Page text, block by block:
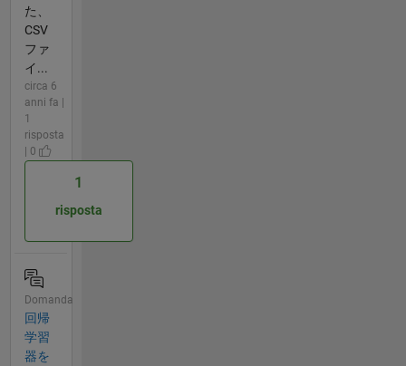
た、
CSV
ファ
イ...
circa 6
anni fa |
1
risposta
| 0
1
risposta
Domanda
回帰
学習
器を